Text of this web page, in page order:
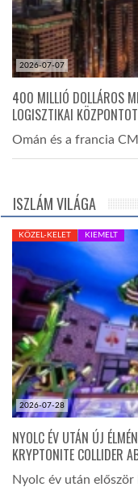
2026-07-07
400 MILLIÓ DOLLÁROS
LOGISZTIKAI
Omán és a francia
ISZLÁM VILÁGA
2026-07-28
KÖZEL-KELET KIEMELT
NYOLC ÉV UTÁN ÚJ
KRYPTONITE COLLIDER
Nyolc év után